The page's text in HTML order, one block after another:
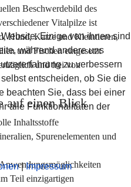
Beschwerdebild des
Vitalpilze ist
Hund, Katze und Kleintieren,
und Fischen eingesetzt
und frei von
auf einen Blick
Inhaltsstoffe
Spurenelementen und
Teil einzigartigen
Einige von ihnen sind
während andere uns
zu verbessern
entscheiden, ob Sie die
beachten Sie, dass bei einer
alle Funktionalitäten der
|Impressum